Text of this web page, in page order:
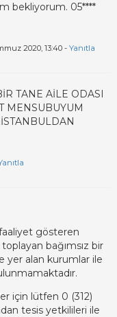
bekliyorum. 05****
2020, 13:40 - Yanıtla
TANE AİLE ODASI
MENSUBUYUM
gösteren
bağımsız bir
yer alan kurumlar ile
için lütfen 0 (312)
tesis yetkilileri ile